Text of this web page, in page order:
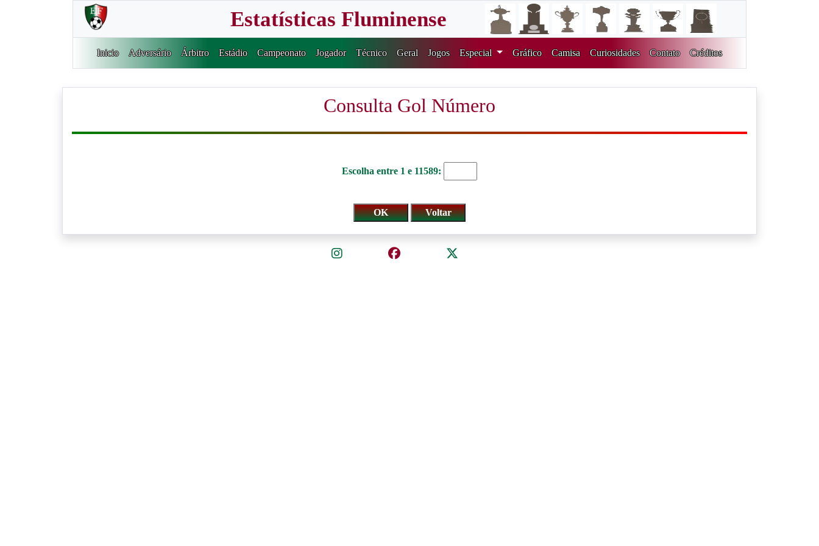
Estatísticas Fluminense
Inicio Adversário Árbitro Estádio Campeonato Jogador Técnico Geral Jogos Especial Gráfico Camisa Curiosidades Contato Créditos
Consulta Gol Número
Escolha entre 1 e 11589: